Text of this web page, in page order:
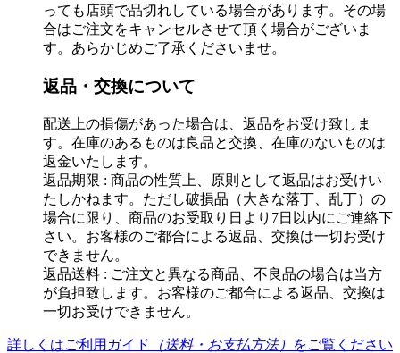
っても店頭で品切れしている場合があります。その場
合はご注文をキャンセルさせて頂く場合がございま
す。あらかじめご了承くださいませ。
返品・交換について
配送上の損傷があった場合は、返品をお受け致しま
す。在庫のあるものは良品と交換、在庫のないものは
返金いたします。
返品期限 : 商品の性質上、原則として返品はお受けい
たしかねます。ただし破損品（大きな落丁、乱丁）の
場合に限り、商品のお受取り日より7日以内にご連絡下
さい。お客様のご都合による返品、交換は一切お受け
できません。
返品送料 : ご注文と異なる商品、不良品の場合は当方
が負担致します。お客様のご都合による返品、交換は
一切お受けできません。
詳しくはご利用ガイド （送料・お支払方法） をご覧ください